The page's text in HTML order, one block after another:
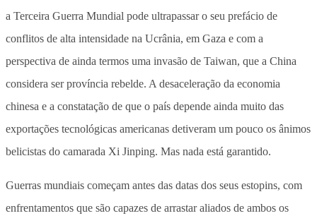
a Terceira Guerra Mundial pode ultrapassar o seu prefácio de
conflitos de alta intensidade na Ucrânia, em Gaza e com a
perspectiva de ainda termos uma invasão de Taiwan, que a China
considera ser província rebelde. A desaceleração da economia
chinesa e a constatação de que o país depende ainda muito das
exportações tecnológicas americanas detiveram um pouco os ânimos
belicistas do camarada Xi Jinping. Mas nada está garantido.
Guerras mundiais começam antes das datas dos seus estopins, com
enfrentamentos que são capazes de arrastar aliados de ambos os